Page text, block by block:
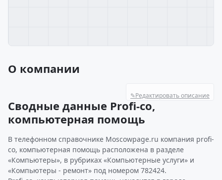
О компании
✎Редактировать описание
Сводные данные Profi-co,
компьютерная помощь
В телефонном справочнике Moscowpage.ru компания profi-
co, компьютерная помощь расположена в разделе
«Компьютеры», в рубриках «Компьютерные услуги» и
«Компьютеры - ремонт» под номером 782424.